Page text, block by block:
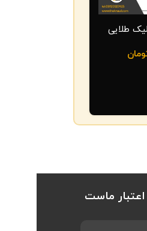
طلایی
اعتبار ماست